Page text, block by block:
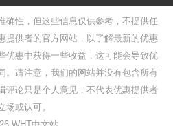
确性，但这些信息仅供参考，不提供任
提供者的官方网站，以了解最新的优惠
优惠中获得一些收益，这可能会导致优
。请注意，我们的网站并没有包含所有
评论只是个人意见，不代表优惠提供者
场或认可。